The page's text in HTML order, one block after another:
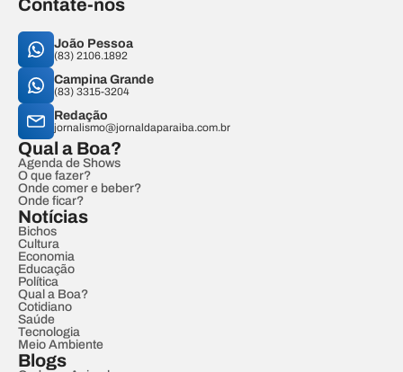
Contate-nos
João Pessoa
(83) 2106.1892
Campina Grande
(83) 3315-3204
Redação
jornalismo@jornaldaparaiba.com.br
Qual a Boa?
Agenda de Shows
O que fazer?
Onde comer e beber?
Onde ficar?
Notícias
Bichos
Cultura
Economia
Educação
Política
Qual a Boa?
Cotidiano
Saúde
Tecnologia
Meio Ambiente
Blogs